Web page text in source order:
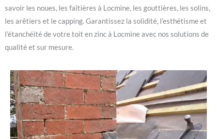
savoir les noues, les faîtières à Locmine, les gouttières, les solins,
les arêtiers et le capping. Garantissez la solidité, l’esthétisme et
l’étanchéité de votre toit en zinc à Locmine avec nos solutions de
qualité et sur mesure.